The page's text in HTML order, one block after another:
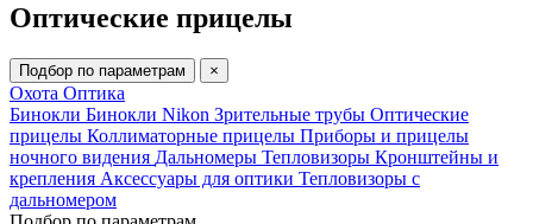
Оптические прицелы
Подбор по параметрам ×
Охота Оптика
Бинокли Бинокли Nikon Зрительные трубы Оптические
прицелы Коллиматорные прицелы Приборы и прицелы
ночного видения Дальномеры Тепловизоры Кронштейны и
крепления Аксессуары для оптики Тепловизоры с
дальномером